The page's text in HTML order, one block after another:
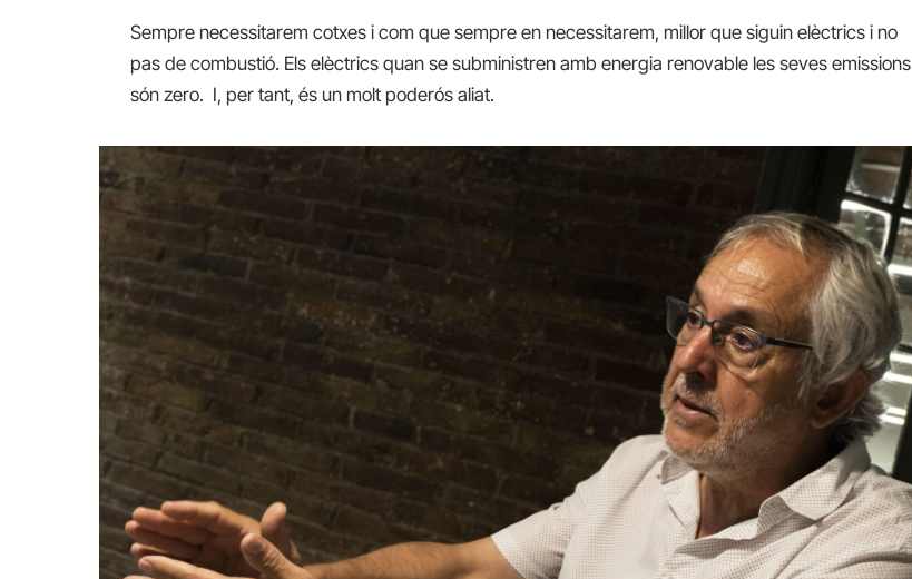
Sempre necessitarem cotxes i com que sempre en necessitarem, millor que siguin elèctrics i no
pas de combustió. Els elèctrics quan se subministren amb energia renovable les seves emissions
són zero. I, per tant, és un molt poderós aliat.